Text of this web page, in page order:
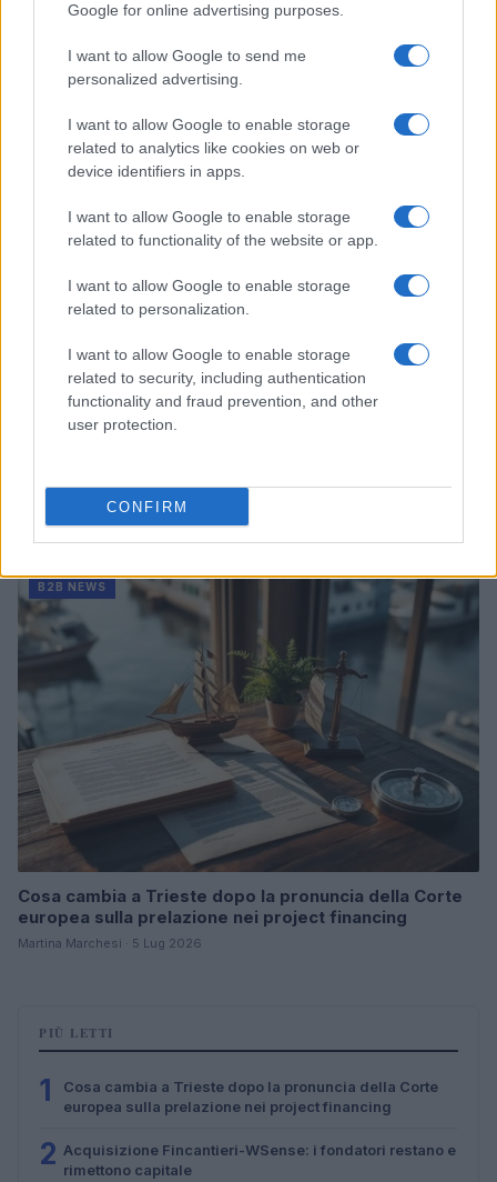
Google for online advertising purposes.
I want to allow Google to send me
personalized advertising.
I want to allow Google to enable storage
related to analytics like cookies on web or
device identifiers in apps.
I want to allow Google to enable storage
related to functionality of the website or app.
I want to allow Google to enable storage
related to personalization.
I want to allow Google to enable storage
related to security, including authentication
functionality and fraud prevention, and other
user protection.
CONFIRM
Ripensare le tecnologie umanitarie oltre i criteri dei
Martina Marchesi · 10 Lug 2026
B2B NEWS
Acquisizione Fincantieri-WSense: i fondatori restano
e rimettono capitale
B2B NEWS
Cosa cambia a Trieste dopo la pronuncia della Corte
europea sulla prelazione nei project financing
Martina Marchesi · 5 Lug 2026
PIÙ LETTI
1
Cosa cambia a Trieste dopo la pronuncia della Corte
europea sulla prelazione nei project financing
2 Acquisizione Fincantieri-WSense: i fondatori restano e
rimettono capitale